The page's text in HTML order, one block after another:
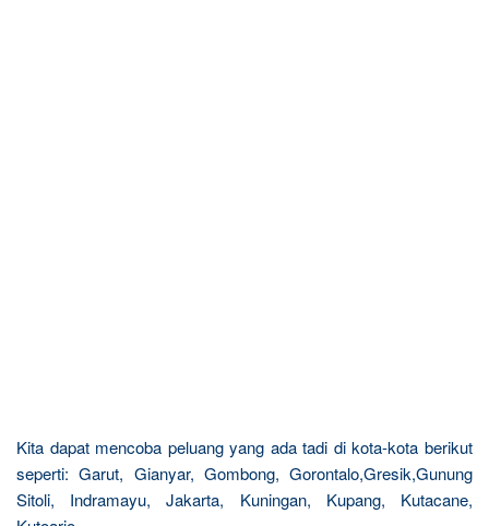
Kita dapat mencoba peluang yang ada tadi di kota-kota berikut
seperti: Garut, Gianyar, Gombong, Gorontalo,Gresik,Gunung
Sitoli, Indramayu, Jakarta, Kuningan, Kupang, Kutacane,